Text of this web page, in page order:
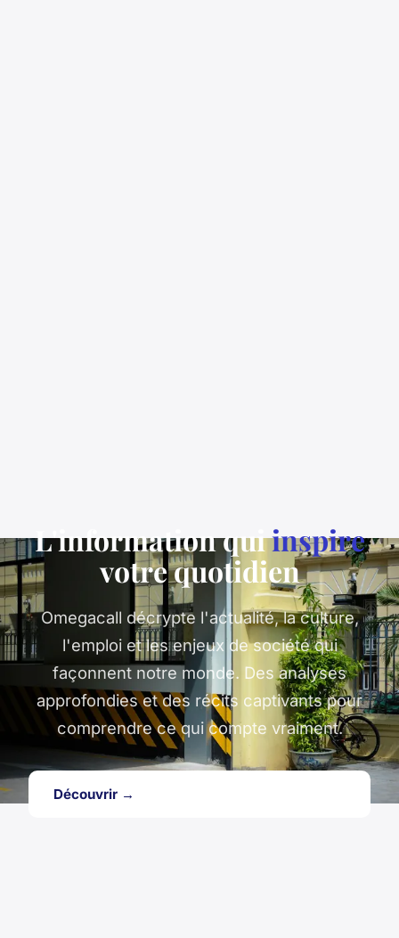
L'information quiinspire
votre quotidien
Omegacall décrypte l'actualité, la culture,
l'emploi et les enjeux de société qui
façonnent notre monde. Des analyses
approfondies et des récits captivants pour
comprendre ce qui compte vraiment.
Découvrir →